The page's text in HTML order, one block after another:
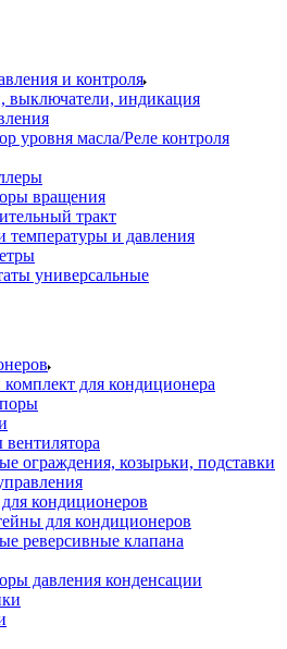
и контроля
выключатели, индикация
уровня масла/Реле контроля
вращения
тракт
температуры и давления
универсальные
для кондиционера
ограждения, козырьки, подставки
кондиционеров
для кондиционеров
реверсивные клапана
давления конденсации